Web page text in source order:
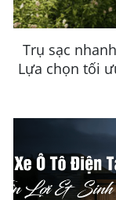
Trụ sạc
Lựa chọn tối